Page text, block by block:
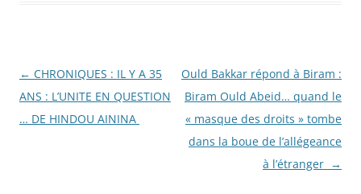
Navigation
des
articles
← CHRONIQUES : IL Y A 35
ANS : L’UNITE EN QUESTION
… DE HINDOU AININA
Ould Bakkar répond à Biram :
Biram Ould Abeid… quand le
« masque des droits » tombe
dans la boue de l’allégeance
à l’étranger →